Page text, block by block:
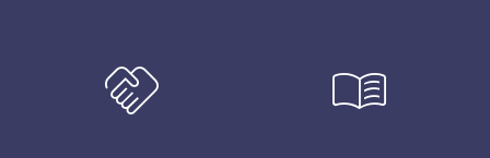
handshake menu_book